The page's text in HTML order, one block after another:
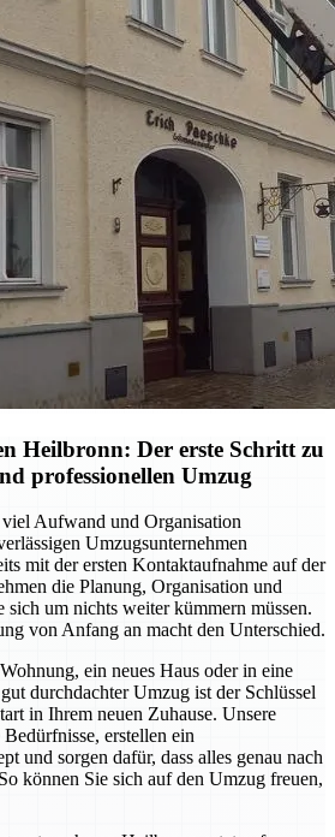
Heilbronn: Der erste Schritt zu
professionellen Umzug
Aufwand und Organisation
Umzugsunternehmen
mit der ersten Kontaktaufnahme auf der
die Planung, Organisation und
um nichts weiter kümmern müssen.
von Anfang an macht den Unterschied.
ein neues Haus oder in eine
durchdachter Umzug ist der Schlüssel
in Ihrem neuen Zuhause. Unsere
erstellen ein
und sorgen dafür, dass alles genau nach
können Sie sich auf den Umzug freuen,